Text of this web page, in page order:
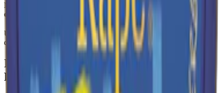
Mars 2023: Göteborgs Rapé White Minisnus fick nya design
och dosa
Under mars 2023 fick Göteborgs Rapé Vit Mini sin nya design och
dosa.
Information om varumärket Göteborgs
Rapé